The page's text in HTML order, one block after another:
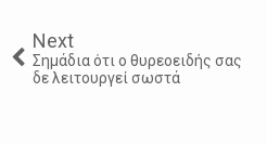
Next
Σημάδια ότι ο θυρεοειδής σας
δε λειτουργεί σωστά